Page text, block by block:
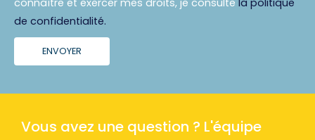
de confidentialité.
ENVOYER
Vous avez une question ? L'équipe